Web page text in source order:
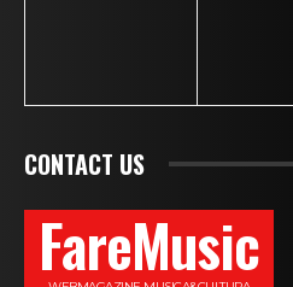
CONTACT US
FareMusic